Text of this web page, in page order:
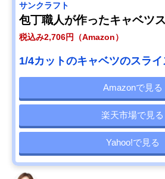
サンクラフト
包丁職人が作ったキャベツ
税込み2,706円（Amazon）
1/4カットのキャベツのスライ
Amazonで見る
楽天市場で見る
Yahoo!で見る